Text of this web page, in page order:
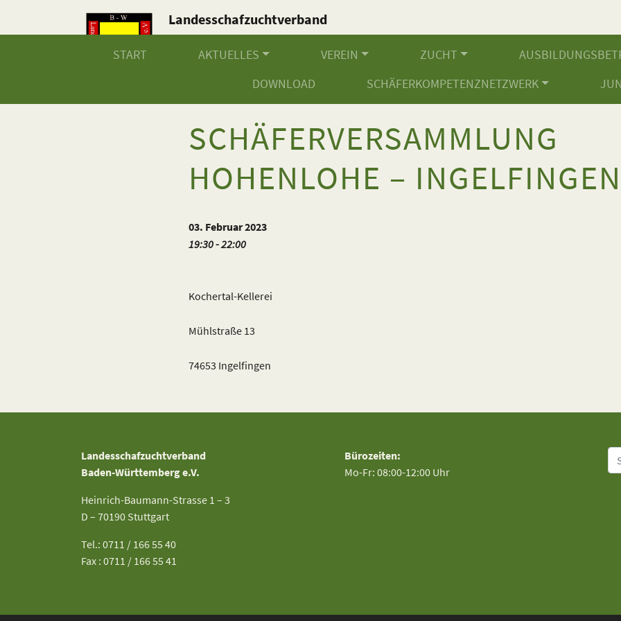
Landesschafzuchtverband
Baden-Württemberg e.V.
START AKTUELLES VEREIN ZUCHT
DOWNLOAD
SCHÄFERKOMPETENZNETZWERK
SCHÄFERVERSAMMLUNG
HOHENLOHE – INGELFINGEN
03. Februar 2023
19:30 - 22:00
Kochertal-Kellerei
Mühlstraße 13
74653 Ingelfingen
Landesschafzuchtverband
Baden-Württemberg e.V.
Heinrich-Baumann-Strasse 1 – 3
D – 70190 Stuttgart
Tel.: 0711 / 166 55 40
Fax : 0711 / 166 55 41
Bürozeiten:
Mo-Fr: 08:00-12:00 Uhr